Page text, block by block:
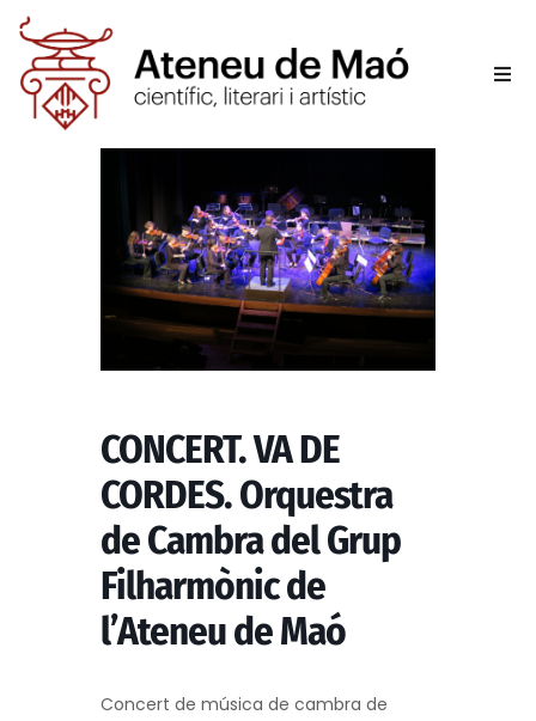
CONCERT. VA DE
CORDES. Orquestra
de Cambra del Grup
Filharmònic de
l’Ateneu de Maó
Concert de música de cambra de